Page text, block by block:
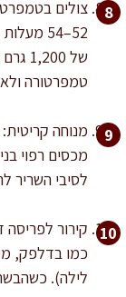
צולים
טמפרטורה
מנוחה
לסיבי השריר
קירור
לילה).